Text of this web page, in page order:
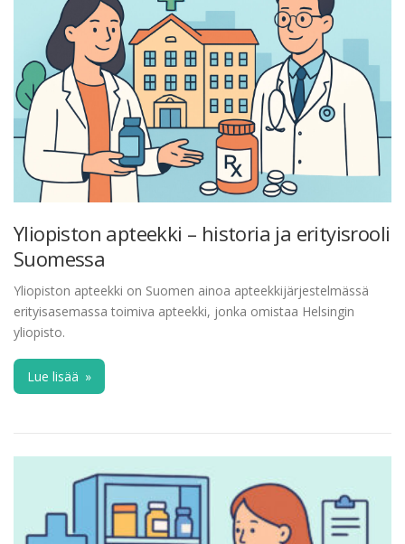
Yliopiston apteekki – historia ja erityisrooli
Suomessa
Yliopiston apteekki on Suomen ainoa apteekkijärjestelmässä
erityisasemassa toimiva apteekki, jonka omistaa Helsingin
yliopisto.
Lue lisää »